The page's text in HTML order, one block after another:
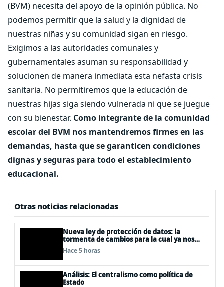
(BVM) necesita del apoyo de la opinión pública. No
podemos permitir que la salud y la dignidad de
nuestras niñas y su comunidad sigan en riesgo.
Exigimos a las autoridades comunales y
gubernamentales asuman su responsabilidad y
solucionen de manera inmediata esta nefasta crisis
sanitaria. No permitiremos que la educación de
nuestras hijas siga siendo vulnerada ni que se juegue
con su bienestar. Como integrante de la comunidad
escolar del BVM nos mantendremos firmes en las
demandas, hasta que se garanticen condiciones
dignas y seguras para todo el establecimiento
educacional.
Otras noticias relacionadas
Nueva ley de protección de datos: la
tormenta de cambios para la cual ya nos
deberíamos estar preparando
Hace 5 horas
Análisis: El centralismo como política de
Estado